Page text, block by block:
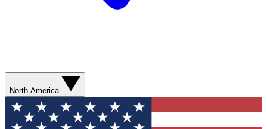
North America